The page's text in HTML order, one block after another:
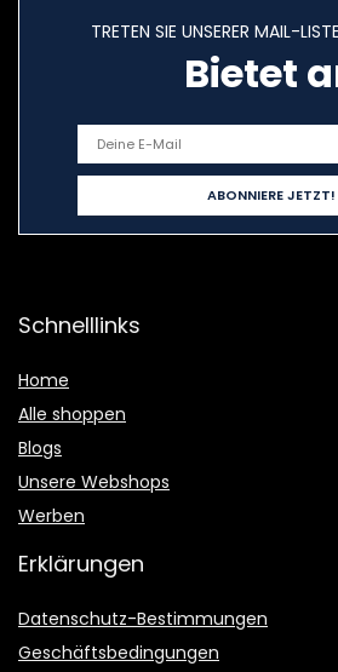
TRETEN SIE UNSERER MAIL-
Bietet
Schnelllinks
Home
Alle shoppen
Blogs
Unsere Webshops
Werben
Erklärungen
Datenschutz-Bestimmungen
Geschäftsbedingungen